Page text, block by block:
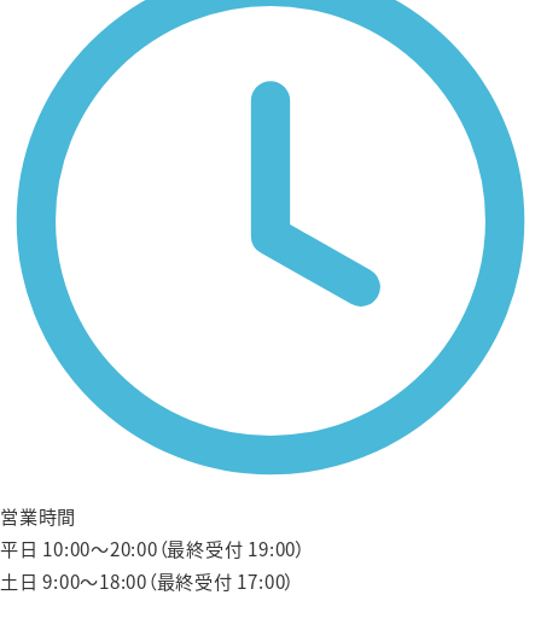
営業時間
平日 10:00〜20:00（最終受付 19:00）
土日 9:00〜18:00（最終受付 17:00）